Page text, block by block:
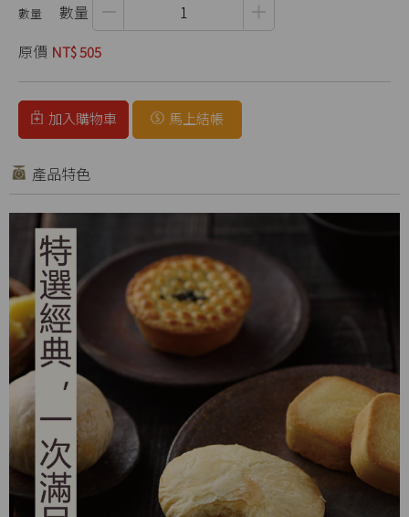
數量
原價 NT$ 505
加入購物車 馬上結帳
產品特色